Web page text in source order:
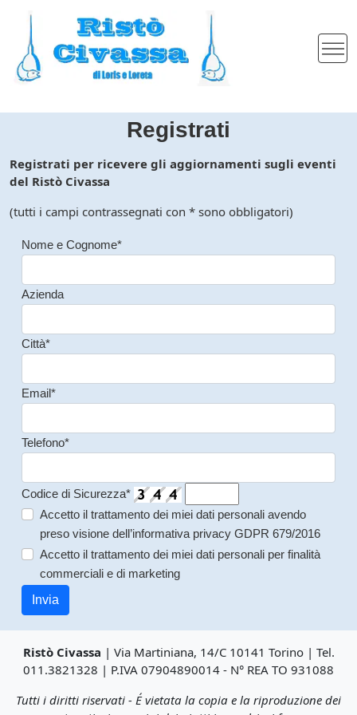
Registrati
Registrati per ricevere gli aggiornamenti sugli eventi
del Ristò Civassa
(tutti i campi contrassegnati con * sono obbligatori)
Nome e Cognome*
Azienda
Città*
Email*
Telefono*
Codice di Sicurezza*
Accetto il trattamento dei miei dati personali avendo
preso visione dell’informativa privacy GDPR 679/2016
Accetto il trattamento dei miei dati personali per finalità
commerciali e di marketing
Invia
Ristò Civassa | Via Martiniana, 14/C 10141 Torino | Tel.
011.3821328 | P.IVA 07904890014 - N° REA TO 931088
Tutti i diritti riservati - É vietata la copia e la riproduzione dei